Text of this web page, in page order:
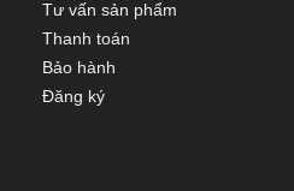
Tư vấn sản phẩm
Thanh toán
Bảo hành
Đăng ký